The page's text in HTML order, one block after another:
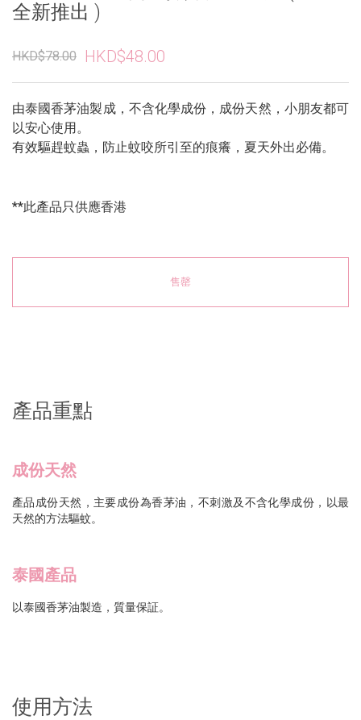
全新推出 )
HKD$78.00 HKD$48.00
由泰國香茅油製成，不含化學成份，成份天然，小朋友都可
以安心使用。
有效驅趕蚊蟲，防止蚊咬所引至的痕癢，夏天外出必備。
**此產品只供應香港
售罄
產品重點
成份天然
產品成份天然，主要成份為香茅油，不刺激及不含化學成份，以最
天然的方法驅蚊。
泰國產品
以泰國香茅油製造，質量保証。
使用方法